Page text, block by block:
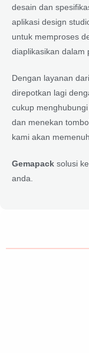
desain dan
aplikasi design
untuk memproses
diaplikasikan dalam
Dengan layanan dari
direpotkan lagi
cukup
dan menekan
kami akan
Gemapack solusi
anda.